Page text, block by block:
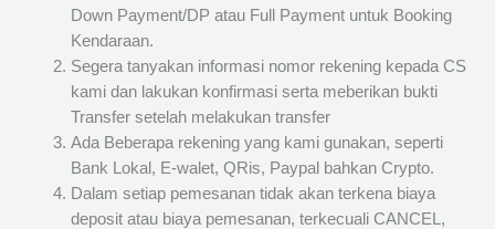
Down Payment/DP atau Full Payment untuk Booking
Kendaraan.
Segera tanyakan informasi nomor rekening kepada CS
kami dan lakukan konfirmasi serta meberikan bukti
Transfer setelah melakukan transfer
Ada Beberapa rekening yang kami gunakan, seperti
Bank Lokal, E-walet, QRis, Paypal bahkan Crypto.
Dalam setiap pemesanan tidak akan terkena biaya
deposit atau biaya pemesanan, terkecuali CANCEL,